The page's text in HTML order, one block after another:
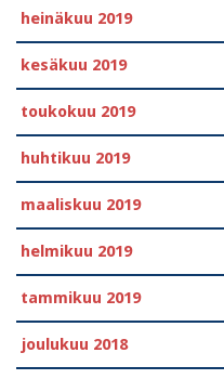
heinäkuu 2019
kesäkuu 2019
toukokuu 2019
huhtikuu 2019
maaliskuu 2019
helmikuu 2019
tammikuu 2019
joulukuu 2018